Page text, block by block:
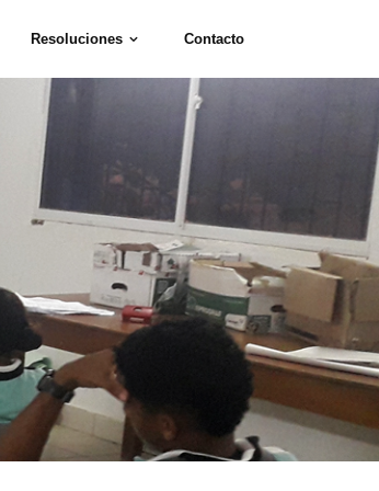
Resoluciones Contacto